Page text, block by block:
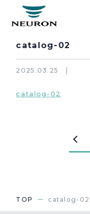
管路防災研究所
catalog-02
2025.03.25
catalog-02
TOP catalog-02